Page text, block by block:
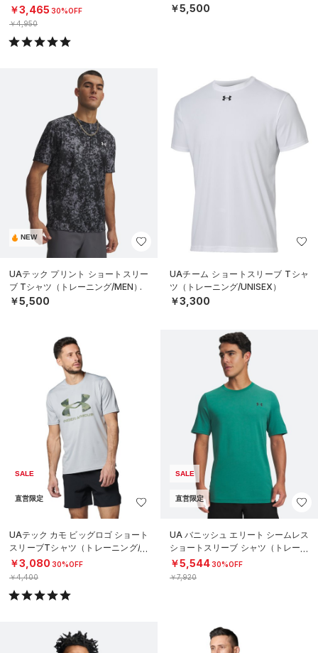
MEN）
￥3,465 30%OFF
￥4,950
￥5,500
NEW
UAテック プリント ショートスリー
ブ Tシャツ（トレーニング/MEN）
￥5,500
UAチーム ショートスリーブ Tシャ
ツ（トレーニング/UNISEX）
￥3,300
SALE
直営限定
UAテック カモ ビッグロゴ ショート
スリーブTシャツ（トレーニング/M
EN）
￥3,080 30%OFF
￥4,400
SALE
直営限定
UA バニッシュ エリート シームレス
ショートスリーブ シャツ（トレーニ
ング/MEN）
￥5,54430%OFF
￥7,920